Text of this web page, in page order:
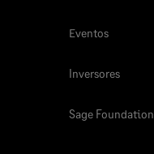
Eventos
Inversores
Sage Foundation